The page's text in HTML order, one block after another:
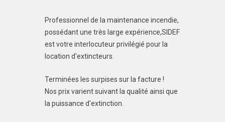
Professionnel de la maintenance incendie,
possédant une très large expérience,SIDEF
est votre interlocuteur privilégié pour la
location d'extincteurs.
Terminées les surpises sur la facture !
Nos prix varient suivant la qualité ainsi que
la puissance d'extinction.